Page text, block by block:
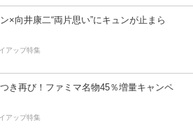
×向井康二“両片思い”にキュンが止まら
アップ特集
き再び！ファミマ名物45％増量キャンペ
アップ特集